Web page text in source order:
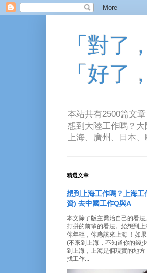
「對
「好了
本站共有2500篇文
想到大陸工作嗎？
上海、廣州、日本
精選文章
想到上海工作嗎？上海
資) 去中國工作Q與A
本文除了版主喬治自己的看
打拼的前輩的看法。給想到
你年輕，你應該來上海 ！如
(不來到上海，不知道你的錢
到上海，上海是個現實的地
找工作...